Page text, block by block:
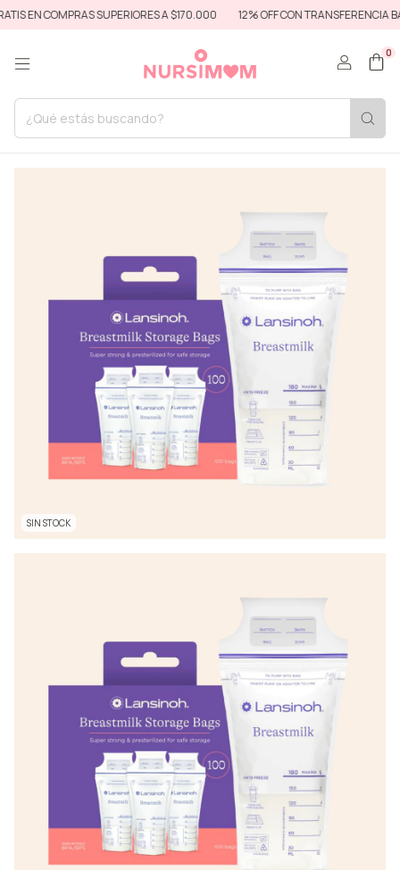
EN COMPRAS SUPERIORES A $170.000 12% OFF CON TRANSFERENCIA
0
SIN STOCK